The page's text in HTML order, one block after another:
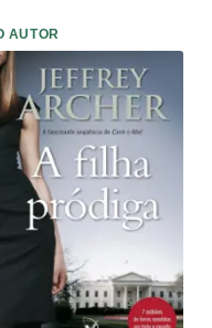
jegue, e caberá à dupla
tempo que insistem em atraí-
na testa e portanto está
aceitar o destino amargo e
não reserva o melhor dos
segundo Jesus Cristo
é o habitual dos sermões: ao
recria também seus
uma roupagem ao mesmo
farsa da narrativa só faz por
também, para destacar
prosa de Saramago: aqui, a
que conhecemos de cabo a
se esconde nas frestas
veia humorística, Saramago
e o senhor. Mais que isso,
narrativas da Bíblia,
AUTOR